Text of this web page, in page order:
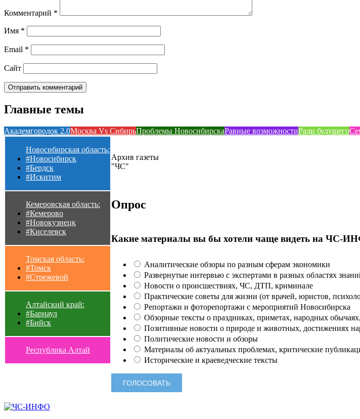
Комментарий *
Имя *
Email *
Сайт
Главные темы
Академгородок 2.0Москва Vs СибирьПроблемы НовосибирскаРавные возможностиРади будущего
Новосибирская область:
#Новосибирск
#Бердск
#Искитим
Кемеровская область:
#Кемерово
#Новокузнецк
#Киселевск
Томская область:
#Томск
#Стрежевой
Алтайский край:
#Барнаул
#Бийск
Республика Алтай
Архив газеты
"ЧС"
Опрос
Какие материалы вы бы хотели чаще видеть на ЧС-
Аналитические обзоры по разным сферам экономики
Развернутые интервью с экспертами в разных областях
Новости о происшествиях, ЧС, ДТП, криминале
Практические советы для жизни (от врачей, юристов,
Репортажи и фоторепортажи с мероприятий Новосибирска
Обзорные тексты о праздниках, приметах, народных
Позитивные новости о природе и животных, достижениях
Политические новости и обзоры
Материалы об актуальных проблемах, критические
Исторические и краеведческие тексты